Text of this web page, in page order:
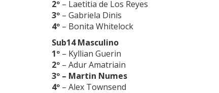
2º – Laetitia de Los Reyes
3º – Gabriela Dinis
4º – Bonita Whitelock
Sub14 Masculino
1º – Kyllian Guerin
2º – Adur Amatriain
3º – Martin Numes
4º – Alex Townsend